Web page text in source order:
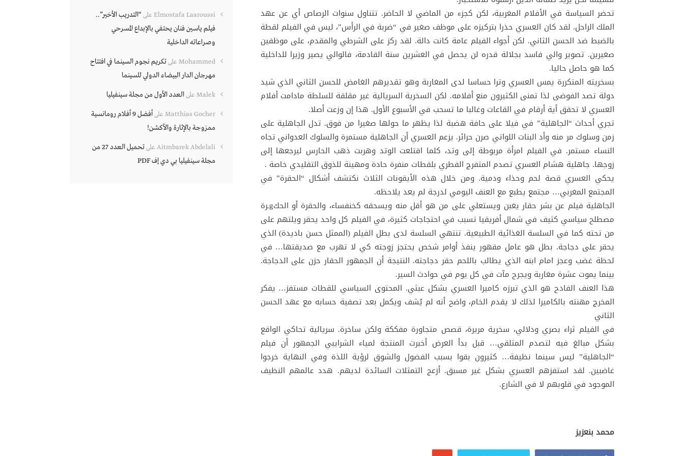
تحضر السياسة في الأفلام المغربية، لكن كجزء من الماضي لا الحاضر. تتناول سنوات الرصاص أي عن عهد
الملك الراحل. لقد كان العسري حذرا بتركيزه على موظف صغير في “ضربة في الرأس”، ليس في الفيلم لقطة
بالضبط ضد الحسن الثاني. لكن أجواء الفيلم عامة كانت دالة. لقد ركز على الشرطي والمقدم، على موظفين
صغيرين. تصوير والي فاسد بجلالة قدره لن يحصل في العشرين سنة القادمة، فالوالي يصير وزيرا للداخلية
كما هو حاصل حاليا.
بسخريته المتكررة يمس العسري وترا حساسا لدى المغاربة وهو تقديرهم الغامض للحسن الثاني الذي شيد
دولة تصد الفوضى لذا تمنى الكثيرون منع أفلامه. لكن السخرية السريالية غير مقلقة للسلطة مادامت أفلام
العسري لا تحقق أية أرقام في القاعات وغالبا ما تسحب في الأسبوع الأول. هذا إن وزعت أصلا.
تجري أحداث “الجاهلية” في فيلا على حافة هضبة لذا يظهر ما حولها صغيرا من فوق. تدل الجاهلية على
زمن وسلوك مر منه وأد البنات اللواتي صرن حرائر. يزعم العسري أن الجاهلية مستمرة والسلوك العدواني تجاه
النساء مستمر. في الفيلم امرأة مربوطة إلى وتد، كلما اقتلعت الوتد وهربت ذهب الحارس ليرجعها إلى
زوجها. جاهلية هشام العسري تصدم المتفرج الفطري بلقطات منفرة حادة ومهينة للذوق التقليدي خاصة .
يحكي العسري قصة لحم وحذاء ودمية. ومن خلال هذه الأيقونات الثلاث نكتشف أشكال “الحقرة” في
المجتمع المغربي… مجتمع يطبع مع العنف اليومي لدرجة لم يعد يلاحظه.
الجاهلية فيلم عن بشر حقار يغبن ويستعلي على من هو أقل منه ويسحقه كخنفساء، والحقرة أو الحكgـرة
مصطلح سياسي كثيف في شمال أفريقيا تسبب في احتجاجات كثيرة، في الفيلم كل واحد يحقر ويلتهم على
من تحته كما في السلسة الغذائية الطبيعية. تنتهي السلسة لدى بطل الفيلم (الممثل حسن باديدة) الذي
يحقر على دجاجة. بطل هو عامل مقهور ينفذ أوامر شخص يحتجز زوجته كي لا تهرب مع صديقتها… في
لحظة غضب وعجز امام ابنه الذي يطالب باللحم حقر دجاجته. النتيجة أن الجمهور الحقار حزن على الدجاجة.
بينما يموت عشرة مغاربة ويجرح مآت في كل يوم في حوادث السير.
هذا العنف الفادح هو الذي تبرزه كاميرا العسري بشكل عبثي. المحتوى السياسي للقطات مستفز… يفكر
المخرج مهنته بالكاميرا لذلك لا يقدم الخام، واضح أنه لم يُشف ويكمل بعد تصفية حسابه مع عهد الحسن
الثاني
في الفيلم ثراء بصري ودلالي، سخرية مريرة، قصص متجاورة مفككة ولكن ساخرة. سريالية تحاكي الواقع
بشكل مبالغ فيه لتصدم المتلقي… قبل بدأ العرض أخبرت المنتجة لمياء الشرايبي الجمهور أن فيلم
“الجاهلية” ليس سينما نظيفة… كثيرون بقوا بسبب الفضول والشوق لرؤية اللذة وفي النهاية خرجوا
غاضبين. لقد استفزهم العسري بشكل غير مسبق. أزعج التمثلات السائدة لديهم. هدد عالمهم النظيف
الموجود في قلوبهم لا في الشارع.
محمد بنعزيز
Elmostafa Laaroussi على“التدريب الأخير”..
فيلم ياسين فنان يحتفي بالإبداع المسرحي
وصراعاته الداخلية
Mohammed علىتكريم نجوم السينما في افتتاح
مهرجان الدار البيضاء الدولي للسينما
Malek علىالعدد الأول من مجلة سينفيليا
Matthias Gocher على
أفضل 9 أفلام رومانسية
ممزوجة بالإثارة والأكشن!
Aitmbarek Abdelali على
تحميل العدد 27 من
مجلة سينفيليا بي دي إف PDF